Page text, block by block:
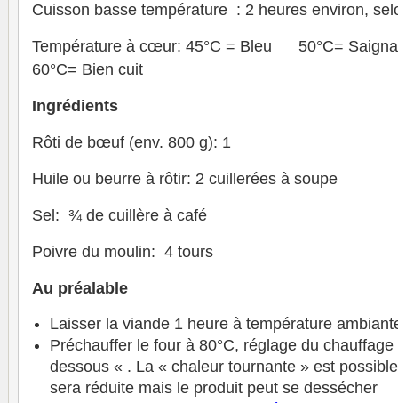
Cuisson basse température : 2 heures environ,
Température à cœur: 45°C = Bleu 50°C=
60°C= Bien cuit
Ingrédients
Rôti de bœuf (env. 800 g): 1
Huile ou beurre à rôtir: 2 cuillerées à soupe
Sel: ¾ de cuillère à café
Poivre du moulin: 4 tours
Au préalable
Laisser la viande 1 heure à température
Préchauffer le four à 80°C, réglage du
dessous « . La « chaleur tournante » est
sera réduite mais le produit peut se dessécher